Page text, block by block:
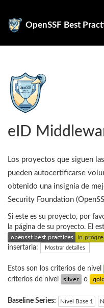
OpenSSF Best
eID
Los proyectos que siguen
pueden autocertificarse
obtenido una insignia de
Security Foundation
Si este es su proyecto, por
la página de su proyecto. El
insertarla:
Mostrar detalles
Estos son los criterios de nivel
criterios de nivel
o
Baseline Series: Nivel Base 1